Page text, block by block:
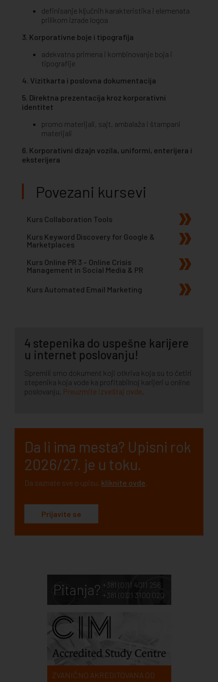
Pitanja? +381 (0)11 4011 256
+381 (0)21 3100 020
ZVANIČNO AKREDITOVANA OD
definisanje ključnih karakteristika i elemenata
prilikom izrade logoa
3. Korporativne boje i tipografija
adekvatna primena i kombinovanje boja i
tipografije
4. Vizitkarta i poslovna dokumentacija
5. Direktna prezentacija kroz korporativni
identitet
promo materijali, sajt, ambalaža i štampani
materijali
6. Korporativni dizajn vozila, uniformi, enterijera i
eksterijera
Povezani kursevi
Kurs Collaboration Tools
Kurs Keyword Discovery for Google &
Marketplaces
Kurs Online PR 3 – Online Crisis
Management in Social Media & PR
Kurs Automated Email Marketing
4 stepenika do uspešne karijere
u internet poslovanju!
Spremili smo dokument koji otkriva koja su to četiri
stepenika koja vode ka profitabilnoj karijeri u online
poslovanju. Preuzmite izveštaj ovde
Da li ima mesta? Upisni rok
2026/27. je u toku.
Da saznate sve o upisu, kliknite ovde
Prijavite se